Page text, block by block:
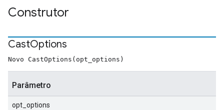
Construtor
CastOptions
Novo CastOptions(opt_options)
Parâmetro
opt_options